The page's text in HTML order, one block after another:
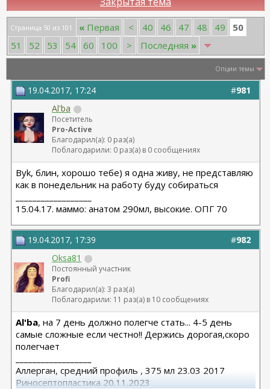
Страница 50 из 101 « Первая < 40 46 47 48 49
50
51
52 53 54 60 100 > Последняя »
Опции темы
#981
19.04.2017, 17:24
Al'ba
Посетитель
Pro-Active
Благодарил(а): 0 раз(а)
Поблагодарили: 0 раз(а) в 0 сообщениях
Byk, блин, хорошо тебе) я одна живу, не представляю
как в понедельник на работу буду собираться
15.04.17. маммо: анатом 290мл, высокие. ОПГ 70
#982
19.04.2017, 17:39
Oksa81
Постоянный участник
Profi
Благодарил(а): 3 раз(а)
Поблагодарили: 11 раз(а) в 10 сообщениях
Al'ba, на 7 день должно полегче стать... 4-5 день
самые сложные если честно!! Держись дорогая,скоро
полегчает
Аллерган, средний профиль , 375 мл 23.03 2017
Риносептопластика 20.11.2023